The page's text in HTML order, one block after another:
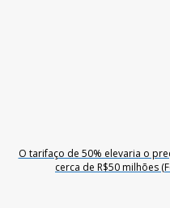
O tarifaço de 50% elevaria o
cerca de R$50 milhões